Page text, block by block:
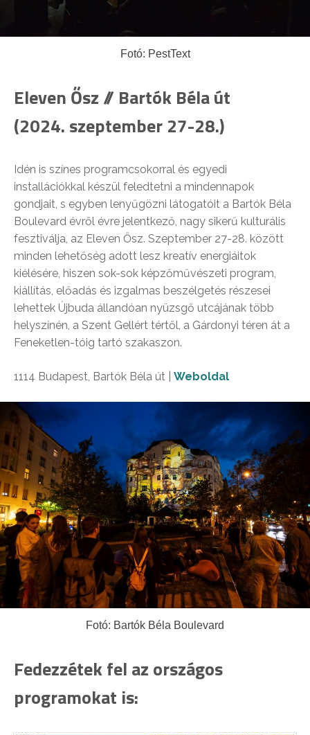
Fotó: PestText
Eleven Ősz // Bartók Béla út
(2024. szeptember 27-28.)
Idén is színes programcsokorral és egyedi
installációkkal készül feledtetni a mindennapok
gondjait, s egyben lenyűgözni látogatóit a Bartók Béla
Boulevard évről évre jelentkező, nagy sikerű kulturális
fesztiválja, az Eleven Ősz. Szeptember 27-28. között
minden lehetőség adott lesz kreatív energiáitok
kiélésére, hiszen sok-sok képzőművészeti program,
kiállítás, előadás és izgalmas beszélgetés részesei
lehettek Újbuda állandóan nyüzsgő utcájának több
helyszínén, a Szent Gellért tértől, a Gárdonyi téren át a
Feneketlen-tóig tartó szakaszon.
1114 Budapest, Bartók Béla út | Weboldal
Fotó: Bartók Béla Boulevard
Fedezzétek fel az országos
programokat is: